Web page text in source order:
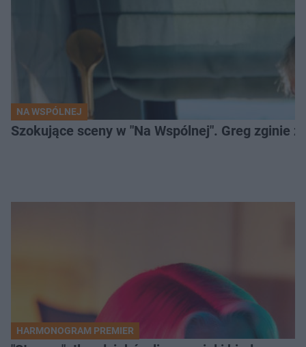
NA WSPÓLNEJ
Szokujące sceny w "Na Wspólnej". Greg zginie z
HARMONOGRAM PREMIER